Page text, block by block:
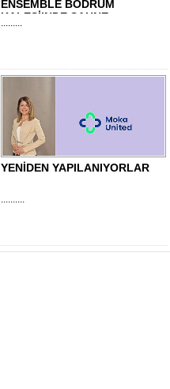
ENSEMBLE BODRUM
KALESİ’NDE SAHNE
ALACAK..
.........
YENİDEN YAPILANIYORLAR
..........